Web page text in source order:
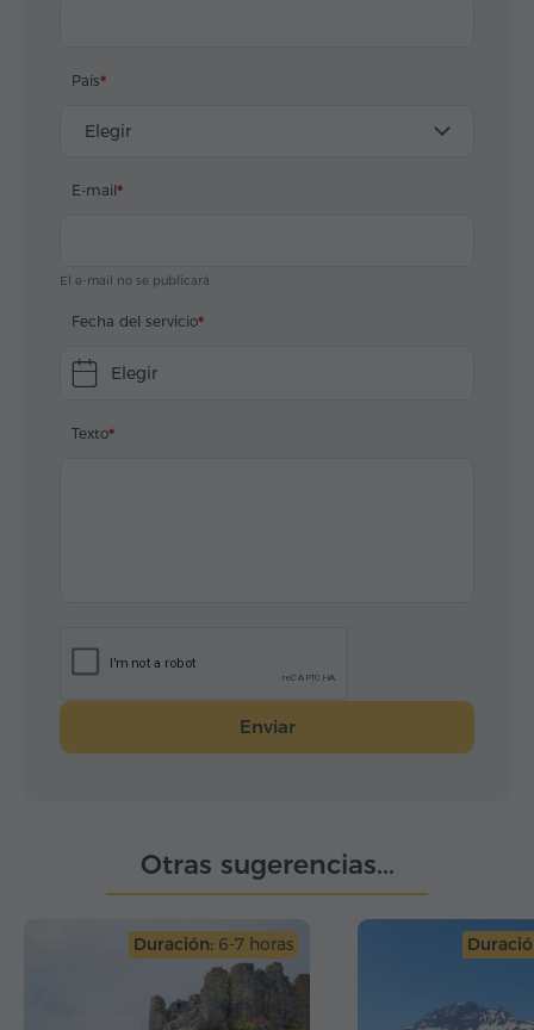
País
Elegir
E-mail
El e-mail no se publicará
Fecha del servicio
Elegir
Texto
Enviar
Otras sugerencias...
Duración: 6-7 horas